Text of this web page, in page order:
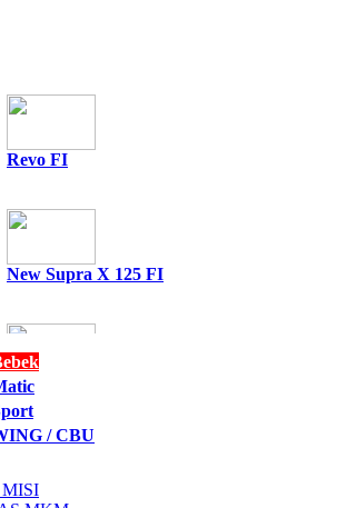
Please Enter Security Code
PT. NASIONAL PERKASA MOTOR
Revo FI
New Supra X 125 FI
All New Supra GTR 15
/ CBU